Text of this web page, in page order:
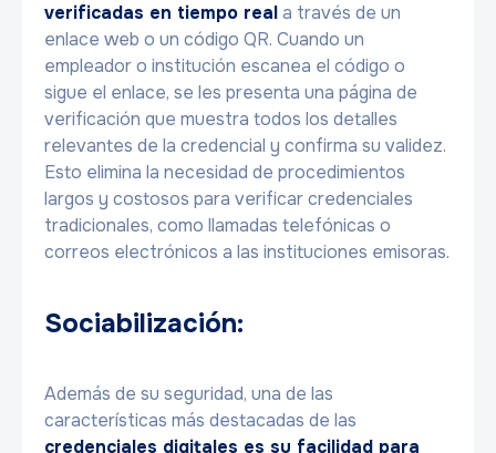
verificadas en tiempo reala través de un
enlace web o un código QR. Cuando un
empleador o institución escanea el código o
sigue el enlace, se les presenta una página de
verificación que muestra todos los detalles
relevantes de la credencial y confirma su validez.
Esto elimina la necesidad de procedimientos
largos y costosos para verificar credenciales
tradicionales, como llamadas telefónicas o
correos electrónicos a las instituciones emisoras.
Sociabilización:
Además de su seguridad, una de las
características más destacadas de las
credenciales digitales es su facilidad para